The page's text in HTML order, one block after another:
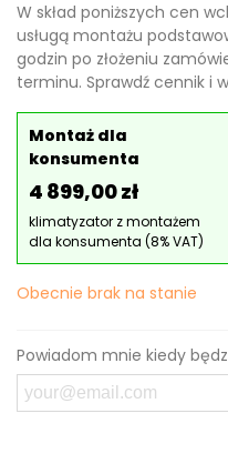
W skład poniższych cen
usługą montażu
godzin po złożeniu
terminu. Sprawdź cennik i
Montaż dla
konsumenta
4 899,00 zł
klimatyzator z montażem
dla konsumenta (8% VAT)
Obecnie brak na stanie
Powiadom mnie kiedy